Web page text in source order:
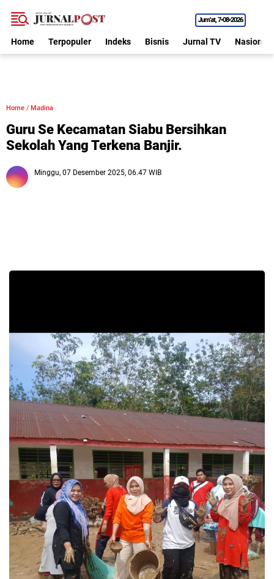
Jum'at 7•08•2026
Home Terpopuler Indeks Bisnis Jurnal TV Nasional
Home / Madina
Guru Se Kecamatan Siabu Bersihkan
Sekolah Yang Terkena Banjir.
Minggu, 07 Desember 2025, 06.47 WIB